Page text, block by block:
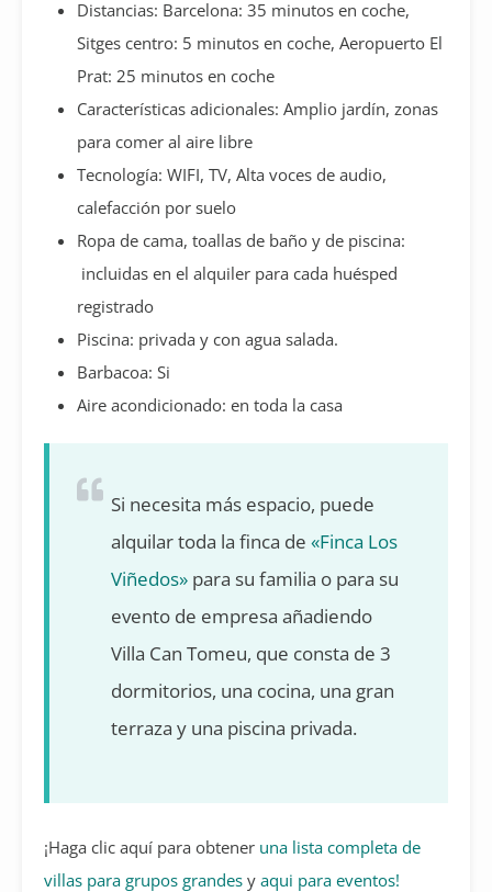
Distancias: Barcelona: 35 minutos en coche,
Sitges centro: 5 minutos en coche, Aeropuerto El
Prat: 25 minutos en coche
Características adicionales: Amplio jardín, zonas
para comer al aire libre
Tecnología: WIFI, TV, Alta voces de audio,
calefacción por suelo
Ropa de cama, toallas de baño y de piscina:
incluidas en el alquiler para cada huésped
registrado
Piscina: privada y con agua salada.
Barbacoa: Si
Aire acondicionado: en toda la casa
Si necesita más espacio, puede
alquilar toda la finca de «Finca Los
Viñedos» para su familia o para su
evento de empresa añadiendo
Villa Can Tomeu, que consta de 3
dormitorios, una cocina, una gran
terraza y una piscina privada.
¡Haga clic aquí para obtener una lista completa de
villas para grupos grandes y aqui para eventos!